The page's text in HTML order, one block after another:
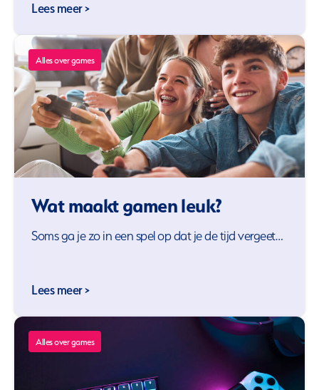
Lees meer >
Alles over games
Wat maakt gamen leuk?
Soms ga je zo in een spel op dat je de tijd vergeet…
Lees meer >
Alles over games